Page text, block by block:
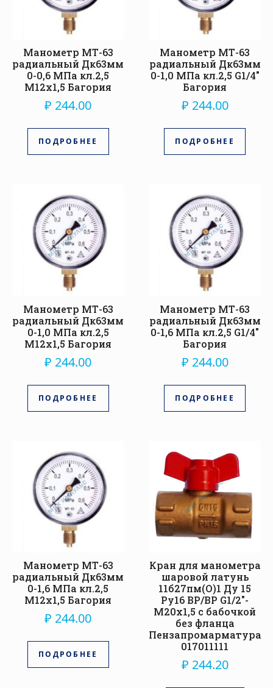
Манометр МТ-63
радиальный Дк63мм
0-0,6 МПа кл.2,5
М12х1,5 Багория
₽ 244.00
ПОДРОБНЕЕ
Манометр МТ-63
радиальный Дк63мм
0-1,0 МПа кл.2,5 G1/4″
Багория
₽ 244.00
ПОДРОБНЕЕ
Манометр МТ-63
радиальный Дк63мм
0-1,0 МПа кл.2,5
М12х1,5 Багория
₽ 244.00
ПОДРОБНЕЕ
Манометр МТ-63
радиальный Дк63мм
0-1,6 МПа кл.2,5 G1/4″
Багория
₽ 244.00
ПОДРОБНЕЕ
Манометр МТ-63
радиальный Дк63мм
0-1,6 МПа кл.2,5
М12х1,5 Багория
₽ 244.00
ПОДРОБНЕЕ
Кран для манометра
шаровой латунь
11б27пм(О)1 Ду 15
Ру16 ВР/ВР G1/2″-
М20х1,5 с бабочкой
без фланца
Пензапромарматура
017011111
₽ 244.20